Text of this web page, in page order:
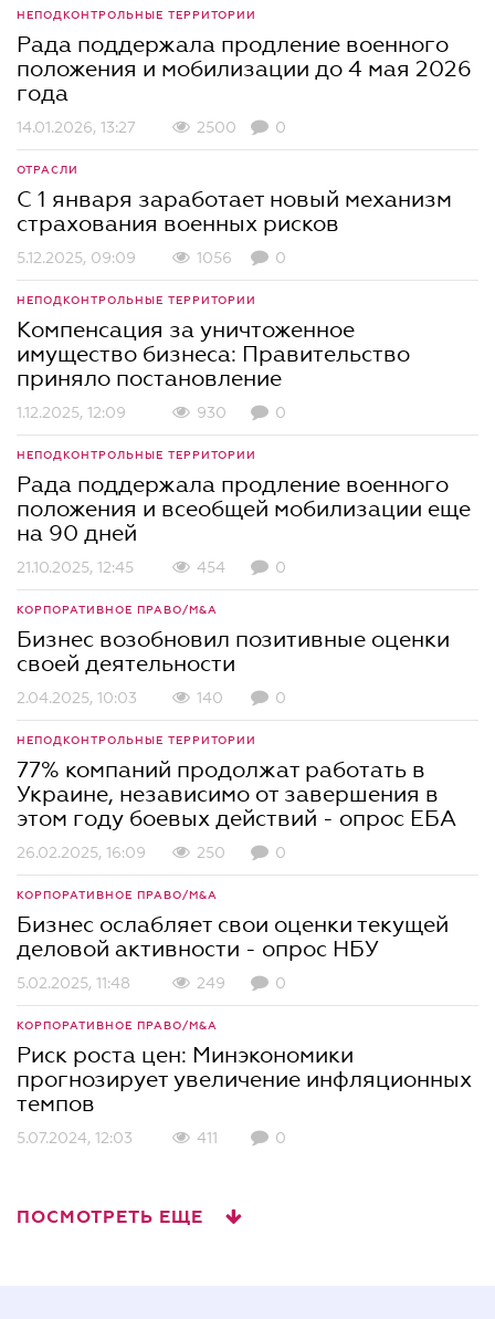
НЕПОДКОНТРОЛЬНЫЕ ТЕРРИТОРИИ
Рада поддержала продление военного
положения и мобилизации до 4 мая 2026
года
14.01.2026, 13:27 2500 0
ОТРАСЛИ
С 1 января заработает новый механизм
страхования военных рисков
5.12.2025, 09:09 1056 0
НЕПОДКОНТРОЛЬНЫЕ ТЕРРИТОРИИ
Компенсация за уничтоженное
имущество бизнеса: Правительство
приняло постановление
1.12.2025, 12:09 930 0
НЕПОДКОНТРОЛЬНЫЕ ТЕРРИТОРИИ
Рада поддержала продление военного
положения и всеобщей мобилизации еще
на 90 дней
21.10.2025, 12:45 454 0
КОРПОРАТИВНОЕ ПРАВО/M&A
Бизнес возобновил позитивные оценки
своей деятельности
2.04.2025, 10:03 140 0
НЕПОДКОНТРОЛЬНЫЕ ТЕРРИТОРИИ
77% компаний продолжат работать в
Украине, независимо от завершения в
этом году боевых действий - опрос ЕБА
26.02.2025, 16:09 250 0
КОРПОРАТИВНОЕ ПРАВО/M&A
Бизнес ослабляет свои оценки текущей
деловой активности - опрос НБУ
5.02.2025, 11:48 249 0
КОРПОРАТИВНОЕ ПРАВО/M&A
Риск роста цен: Минэкономики
прогнозирует увеличение инфляционных
темпов
5.07.2024, 12:03 411 0
ПОСМОТРЕТЬ ЕЩЕ